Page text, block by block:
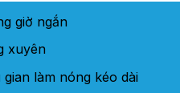
giờ ngắn
xuyên
làm nóng kéo dài